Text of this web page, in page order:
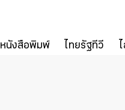
หนังสือพิมพ์ ไทยรัฐทีวี